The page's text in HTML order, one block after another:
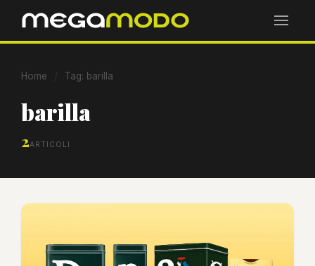
Home Tag: barilla
barilla
2ARTICOLI